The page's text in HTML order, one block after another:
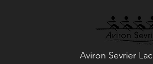
Aviron Sevrier